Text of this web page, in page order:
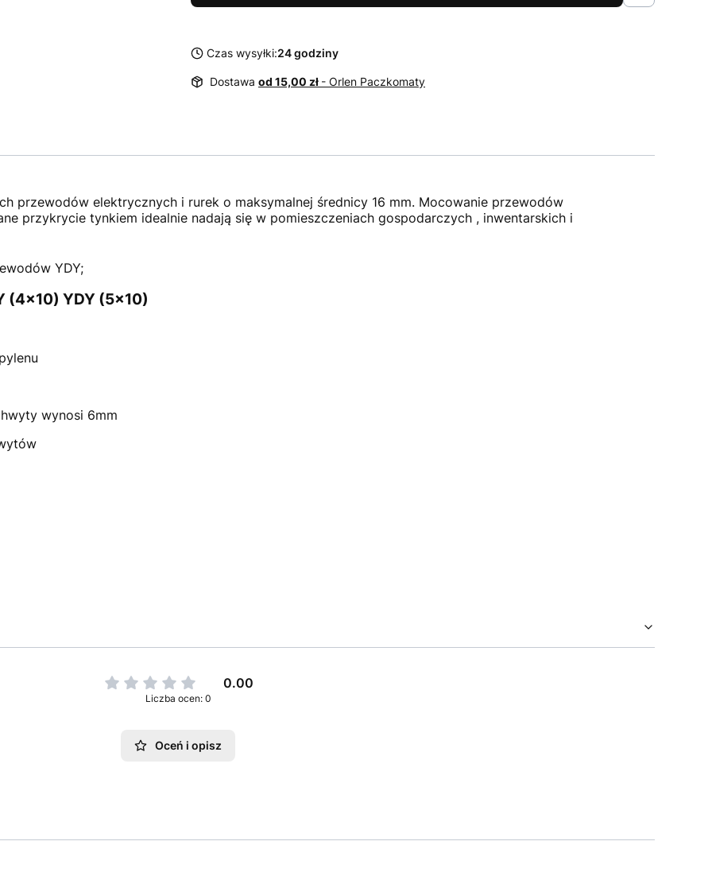
Czas wysyłki:24 godziny
Dostawa od 15,00 zł - Orlen Paczkomaty
przewodów elektrycznych i rurek o maksymalnej średnicy 16 mm. Mocowanie przewodów
przykrycie tynkiem idealnie nadają się w pomieszczeniach gospodarczych , inwentarskich i
YDY;
(4x10) YDY (5x10)
wynosi 6mm
0.00
Liczba ocen: 0
Oceń i opisz